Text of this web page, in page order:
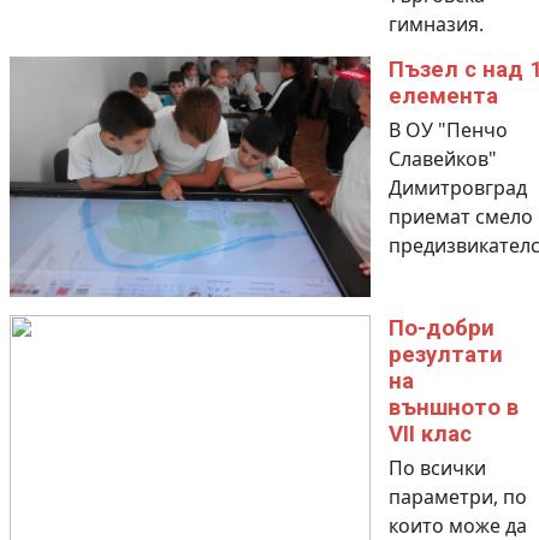
гимназия.
Пъзел с над
елемента
В ОУ "Пенчо
Славейков"
Димитровград
приемат смело
По-добри
резултати
на
външното в
VII клас
По всички
параметри, по
които може да